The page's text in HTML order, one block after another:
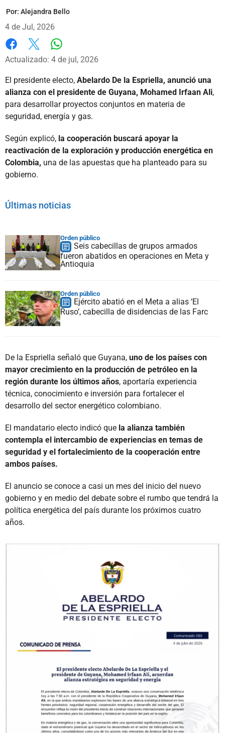
Por: Alejandra Bello
4 de Jul, 2026
Facebook
X
Actualizado: 4 de jul, 2026
El presidente electo, Abelardo De la Espriella, anunció una
alianza con el presidente de Guyana, Mohamed Irfaan Ali,
para desarrollar proyectos conjuntos en materia de
seguridad, energía y gas.
Según explicó, la cooperación buscará apoyar la
reactivación de la exploración y producción energética en
Colombia, una de las apuestas que ha planteado para su
gobierno.
Últimas noticias
Orden público
Seis cabecillas de grupos armados
fueron abatidos en operaciones en Meta y
Antioquia
Orden público
Ejército abatió en el Meta a alias ‘El
Ruso’, cabecilla de disidencias de las Farc
De la Espriella señaló que Guyana, uno de los países con
mayor crecimiento en la producción de petróleo en la
región durante los últimos años, aportaría experiencia
técnica, conocimiento e inversión para fortalecer el
desarrollo del sector energético colombiano.
El mandatario electo indicó que la alianza también
contempla el intercambio de experiencias en temas de
seguridad y el fortalecimiento de la cooperación entre
ambos países.
El anuncio se conoce a casi un mes del inicio del nuevo
gobierno y en medio del debate sobre el rumbo que tendrá la
política energética del país durante los próximos cuatro
años.